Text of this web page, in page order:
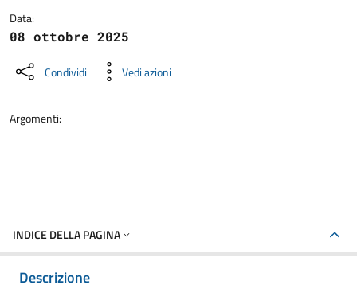
Data:
08 ottobre 2025
Condividi Vedi azioni
Argomenti:
INDICE DELLA PAGINA
Descrizione